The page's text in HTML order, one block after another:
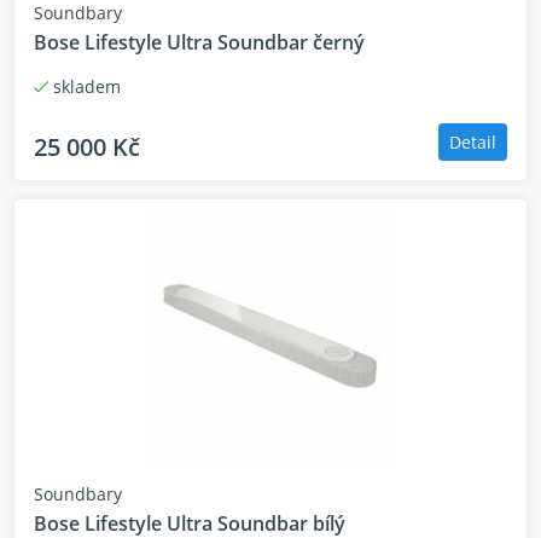
Soundbary
Bose Lifestyle Ultra Soundbar černý
skladem
25 000 Kč Detail
Soundbary
Bose Lifestyle Ultra Soundbar bílý